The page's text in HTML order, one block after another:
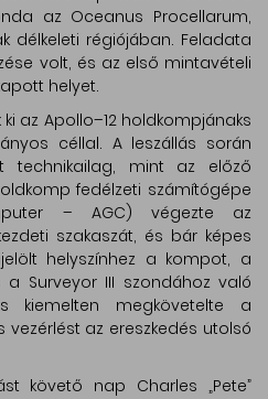
az Oceanus Procellarum,
délkeleti régiójában. Feladata
volt, és az első mintavételi
helyet.
az Apollo–12 holdkompjánaks
céllal. A leszállás során
technikailag, mint az előző
fedélzeti számítógépe
– AGC) végezte az
szakaszát, és bár képes
helyszínhez a kompot, a
Surveyor III szondához való
kiemelten megkövetelte a
az ereszkedés utolsó
követő nap Charles „Pete”